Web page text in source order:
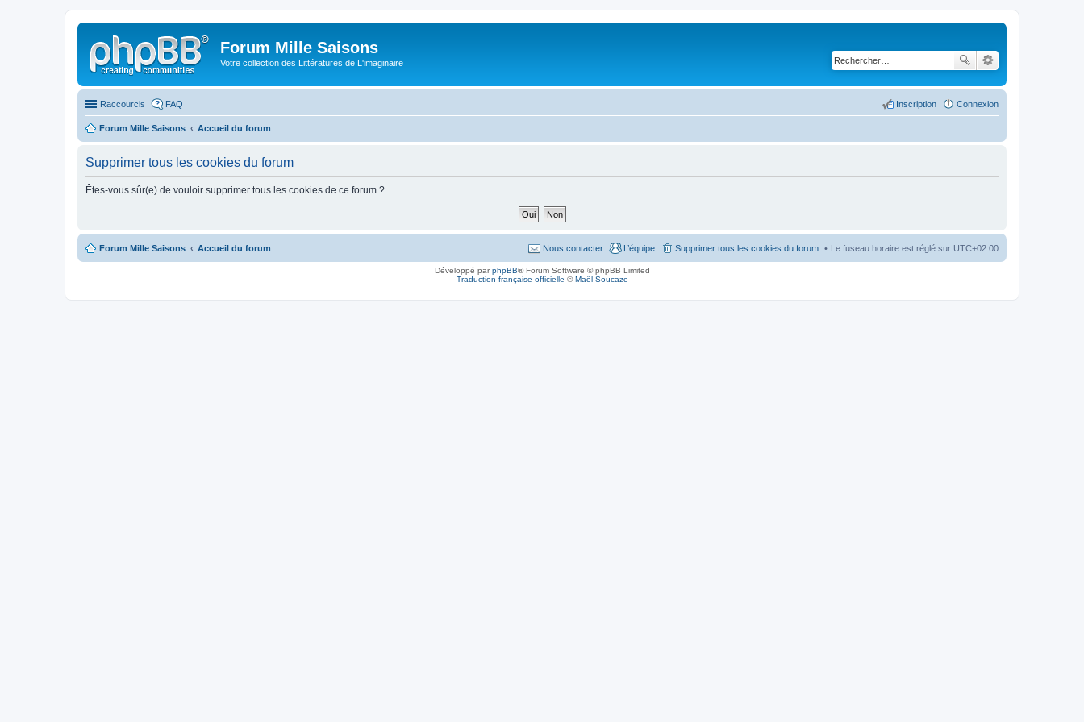
Forum Mille Saisons
Votre collection des Littératures de L'imaginaire
Raccourcis FAQ Connexion
Inscription
Forum Mille Saisons Accueil du forum
Supprimer tous les cookies du forum
Êtes-vous sûr(e) de vouloir supprimer tous les cookies de ce forum ?
Forum Mille Saisons Accueil du forum Le fuseau horaire est réglé sur UTC+02:00
Supprimer tous les cookies du forum
L’équipe
Nous contacter
Développé parphpBB® Forum Software © phpBB Limited
Traduction française officielle ©Maël Soucaze